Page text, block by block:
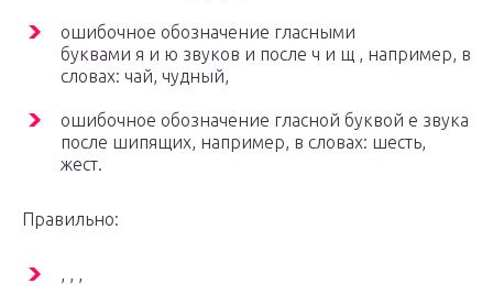
ошибочное обозначение гласными
буквами я и ю звуков и после ч и щ , например, в
словах: чай, чудный,
ошибочное обозначение гласной буквой е звука
после шипящих, например, в словах: шесть,
жест.
Правильно:
, , ,